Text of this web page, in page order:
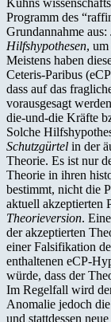
Programm des
Grundannahme
Hilfshypothesen,
Meistens haben
Ceteris-Paribus
dass auf das
vorausgesagt
die-und-die Kräfte
Solche
Schutzgürtel in der
Theorie. Es ist nur
Theorie in ihren
bestimmt, nicht die
aktuell akzeptierten
Theorieversion.
der akzeptierten
einer Falsifikation
enthaltenen eCP-
würde, dass der
Im Regelfall wird
Anomalie jedoch
und stattdessen